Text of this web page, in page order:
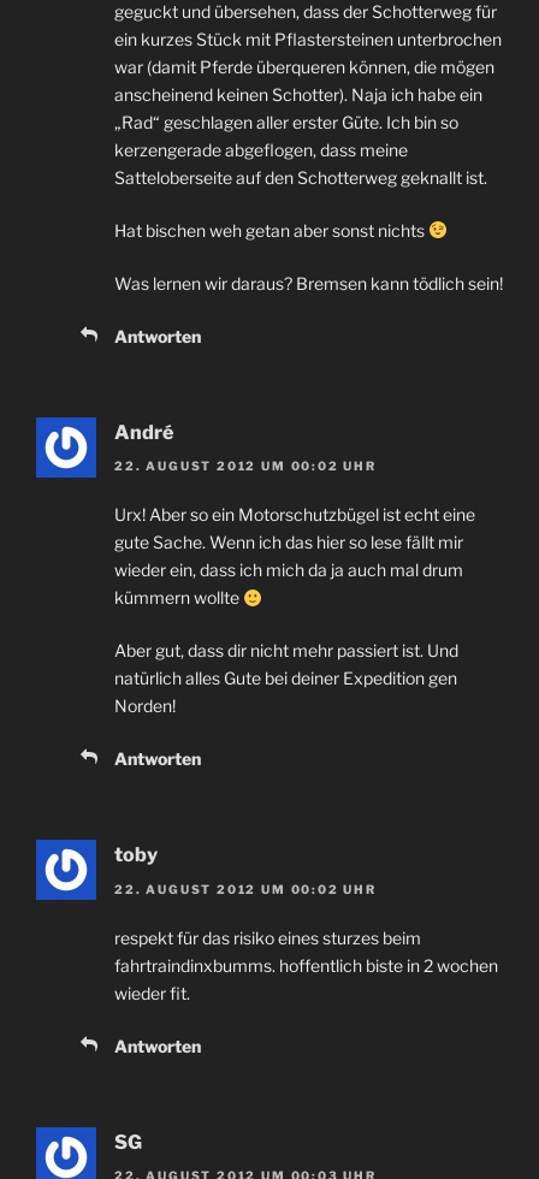
geguckt und übersehen, dass der Schotterweg für
ein kurzes Stück mit Pflastersteinen unterbrochen
war (damit Pferde überqueren können, die mögen
anscheinend keinen Schotter). Naja ich habe ein
„Rad“ geschlagen aller erster Güte. Ich bin so
kerzengerade abgeflogen, dass meine
Satteloberseite auf den Schotterweg geknallt ist.
Hat bischen weh getan aber sonst nichts
Was lernen wir daraus? Bremsen kann tödlich sein!
Antworten
André
22. AUGUST 2012 UM 00:02 UHR
Urx! Aber so ein Motorschutzbügel ist echt eine
gute Sache. Wenn ich das hier so lese fällt mir
wieder ein, dass ich mich da ja auch mal drum
kümmern wollte
Aber gut, dass dir nicht mehr passiert ist. Und
natürlich alles Gute bei deiner Expedition gen
Norden!
Antworten
toby
22. AUGUST 2012 UM 00:02 UHR
respekt für das risiko eines sturzes beim
fahrtraindinxbumms. hoffentlich biste in 2 wochen
wieder fit.
Antworten
SG
22. AUGUST 2012 UM 00:03 UHR